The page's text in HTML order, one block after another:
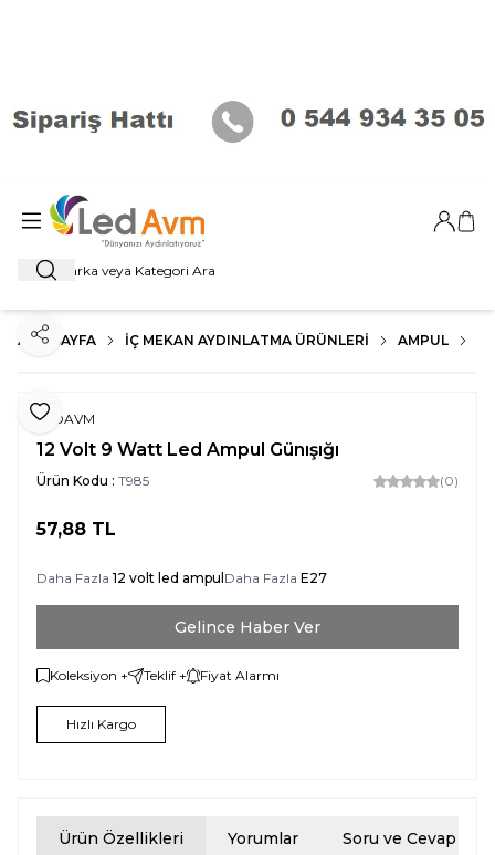
Ara
Giriş
ANA SAYFA İÇ MEKAN AYDINLATMA ÜRÜNLERI AMPUL
Favoriye Ekle
Paylaş
LEDAVM
12 Volt 9 Watt Led Ampul Günışığı
Ürün Kodu : T985 (0)
57,88 TL
Daha Fazla 12 volt led ampul Daha Fazla E27
Gelince Haber Ver
Koleksiyon + Teklif + Fiyat Alarmı
Hızlı Kargo
Ürün Özellikleri Yorumlar Soru ve Cevap